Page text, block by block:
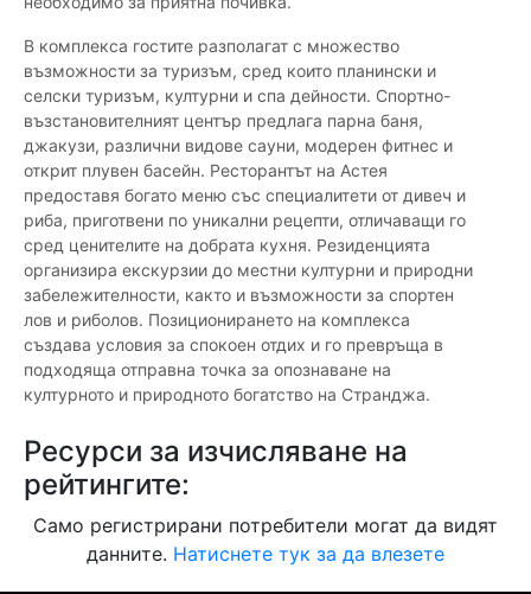
В комплекса гостите разполагат с множество
възможности за туризъм, сред които планински и
селски туризъм, културни и спа дейности. Спортно-
възстановителният център предлага парна баня,
джакузи, различни видове сауни, модерен фитнес и
открит плувен басейн. Ресторантът на Астея
предоставя богато меню със специалитети от дивеч и
риба, приготвени по уникални рецепти, отличаващи го
сред ценителите на добрата кухня. Резиденцията
организира екскурзии до местни културни и природни
забележителности, както и възможности за спортен
лов и риболов. Позиционирането на комплекса
създава условия за спокоен отдих и го превръща в
подходяща отправна точка за опознаване на
културното и природното богатство на Странджа.
Ресурси за изчисляване на
рейтингите:
Само регистрирани потребители могат да видят
данните. Натиснете тук за да влезете